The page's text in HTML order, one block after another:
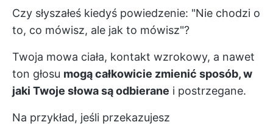
Czy słyszałeś kiedyś powiedzenie: "Nie chodzi o
to, co mówisz, ale jak to mówisz"?
Twoja mowa ciała, kontakt wzrokowy, a nawet
ton głosu mogą całkowicie zmienić sposób, w
jaki Twoje słowa są odbierane i postrzegane.
Na przykład, jeśli przekazujesz